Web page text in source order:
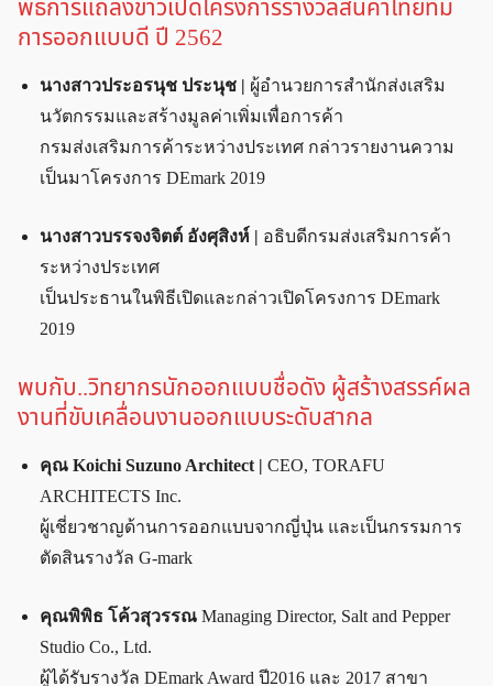
พิธีการแถลงข่าวเปิดโครงการรางวัลสินค้าไทยที่มี
การออกแบบดี ปี 2562
นางสาวประอรนุช ประนุช | ผู้อำนวยการสำนักส่งเสริม
นวัตกรรมและสร้างมูลค่าเพิ่มเพื่อการค้า
กรมส่งเสริมการค้าระหว่างประเทศ กล่าวรายงานความ
เป็นมาโครงการ DEmark 2019
นางสาวบรรจงจิตต์ อังศุสิงห์ | อธิบดีกรมส่งเสริมการค้า
ระหว่างประเทศ
เป็นประธานในพิธีเปิดและกล่าวเปิดโครงการ DEmark
2019
พบกับ..วิทยากรนักออกแบบชื่อดัง ผู้สร้างสรรค์ผล
งานที่ขับเคลื่อนงานออกแบบระดับสากล
คุณ Koichi Suzuno Architect | CEO, TORAFU
ARCHITECTS Inc.
ผู้เชี่ยวชาญด้านการออกแบบจากญี่ปุ่น และเป็นกรรมการ
ตัดสินรางวัล G-mark
คุณพิพิธ โค้วสุวรรณ Managing Director, Salt and Pepper
Studio Co., Ltd.
ผู้ได้รับรางวัล DEmark Award ปี2016 และ 2017 สาขา